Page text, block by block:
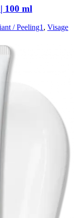
100 ml
/ Peeling1, Visage